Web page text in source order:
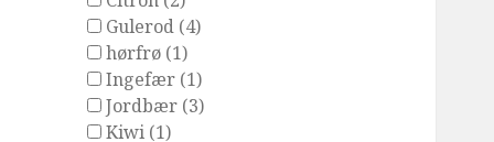
Gulerod (4)
hørfrø (1)
Ingefær (1)
Jordbær (3)
Kiwi (1)